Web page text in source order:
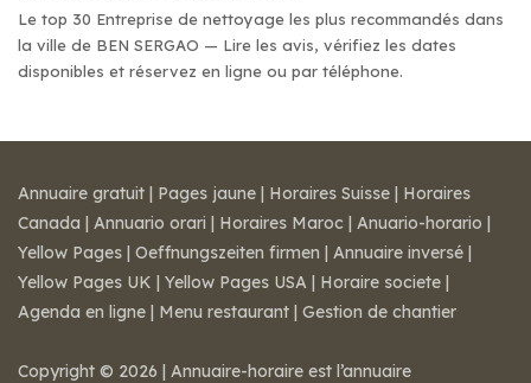
Le top 30 Entreprise de nettoyage les plus recommandés dans
la ville de BEN SERGAO — Lire les avis, vérifiez les dates
disponibles et réservez en ligne ou par téléphone.
Annuaire gratuit | Pages jaune | Horaires Suisse | Horaires
Canada | Annuario orari | Horaires Maroc | Anuario-horario |
Yellow Pages | Oeffnungszeiten firmen | Annuaire inversé |
Yellow Pages UK | Yellow Pages USA | Horaire societe |
Agenda en ligne | Menu restaurant | Gestion de chantier
Copyright © 2026 | Annuaire-horaire est l’annuaire